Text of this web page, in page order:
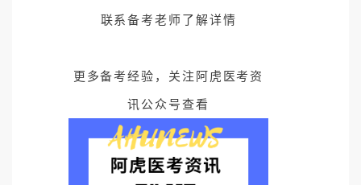
联系备考老师了解详情
更多备考经验，关注阿虎医考资
讯公众号查看